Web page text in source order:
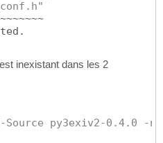
inexistant dans les 2
py3exiv2-0.4.0 -